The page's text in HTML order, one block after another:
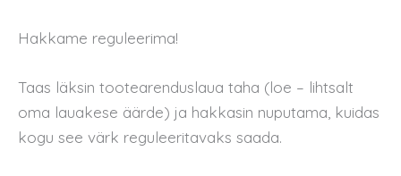
Hakkame reguleerima!
Taas läksin tootearenduslaua taha (loe – lihtsalt
oma lauakese äärde) ja hakkasin nuputama, kuidas
kogu see värk reguleeritavaks saada.